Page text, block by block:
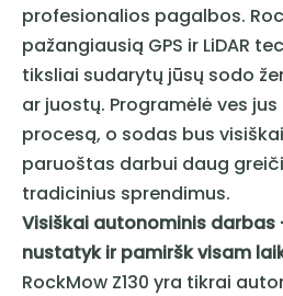
profesionalios pagalbos.
pažangiausią GPS ir LiDAR
tiksliai sudarytų jūsų sodo
ar juostų. Programėlė ves
procesą, o sodas bus
paruoštas darbui daug
tradicinius sprendimus.
Visiškai autonominis
nustatyk ir pamiršk visam
RockMow Z130 yra tikrai